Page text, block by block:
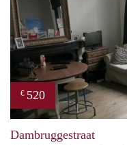
€ 520
Dambruggestraat